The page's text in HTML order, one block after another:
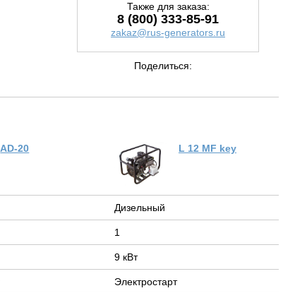
Также для заказа:
8 (800) 333-85-91
zakaz@rus-generators.ru
Поделиться:
AD-20 L 12 MF key
Дизельный
1
9 кВт
Электростарт